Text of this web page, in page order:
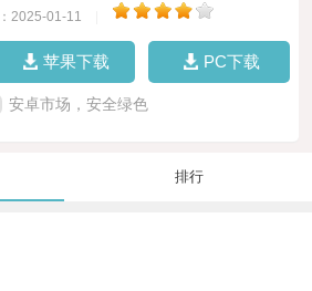
2025-01-11
苹果下载 PC下载
安卓市场，安全绿色
排行